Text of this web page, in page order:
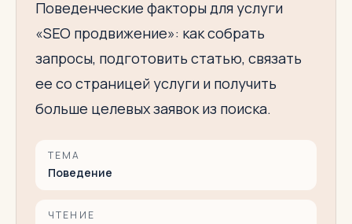
Поведенческие факторы для услуги
«SEO продвижение»: как собрать
запросы, подготовить статью, связать
ее со страницей услуги и получить
больше целевых заявок из поиска.
ТЕМА
Поведение
ЧТЕНИЕ